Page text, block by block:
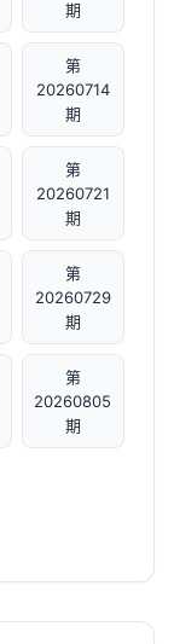
期
第
20260714
期
第
20260721
期
第
20260729
期
第
20260805
期